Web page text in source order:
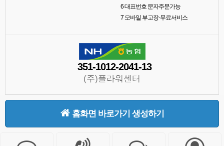
6대표번호 문자주문가능
7모바일 부고장-무료서비스
351-1012-2041-13
(주)플라워센터
홈화면 바로가기 생성하기